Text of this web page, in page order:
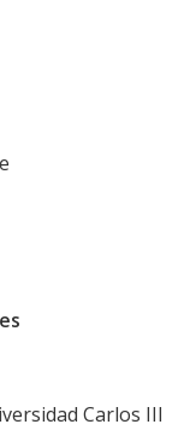
Carlos III